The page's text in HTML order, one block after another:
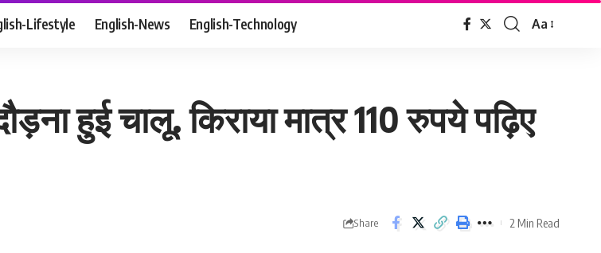
Lifestyle English-News English-Technology
Font
Aa
हुई चालू. किराया मात्र 110 रुपये पढ़िए
Share 2 Min Read